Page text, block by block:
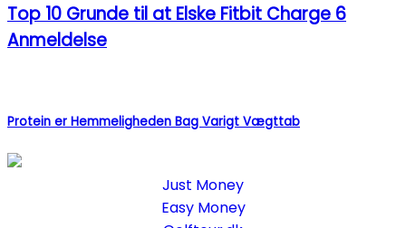
Top 10 Grunde til at Elske Fitbit Charge 6
Anmeldelse
Protein er Hemmeligheden Bag Varigt Vægttab
Just Money
Easy Money